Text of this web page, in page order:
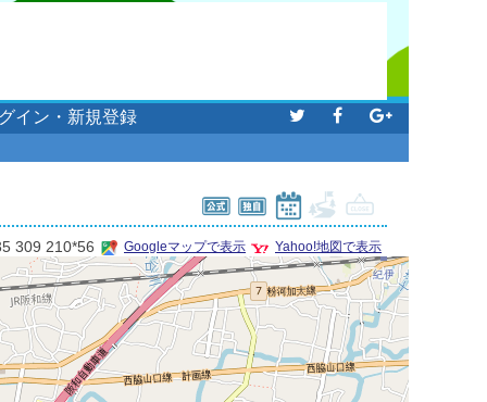
イン・新規登録
Yahoo!地図で表示
Googleマップで表示
309 210*56